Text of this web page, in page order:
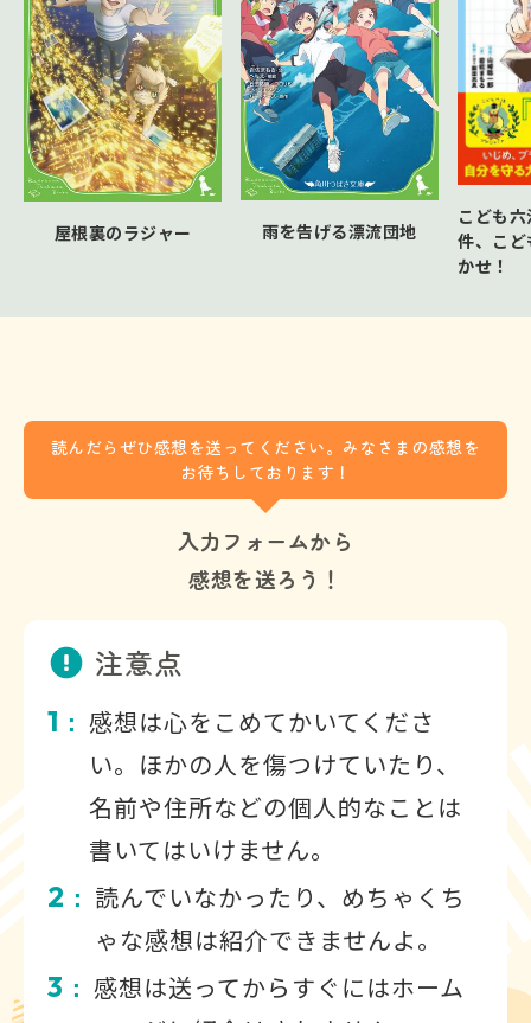
屋根裏のラジャー 雨を告げる漂流団地
こども
件、こ
かせ！
読んだらぜひ感想を送ってください。みなさまの感想を
お待ちしております！
入力フォームから
感想を送ろう！
注意点
1 ： 感想は心をこめてかいてくださ
い。ほかの人を傷つけていたり、
名前や住所などの個人的なことは
書いてはいけません。
2 ： 読んでいなかったり、めちゃくち
ゃな感想は紹介できませんよ。
3 ： 感想は送ってからすぐにはホーム